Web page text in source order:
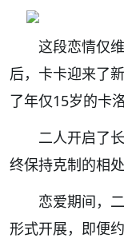
这段恋情仅
后，卡卡迎来了
了年仅15岁的卡
二人开启了
终保持克制的相处
恋爱期间，
形式开展，即便